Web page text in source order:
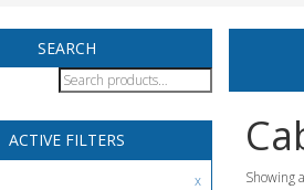
SEARCH
ACTIVE FILTERS
Showing